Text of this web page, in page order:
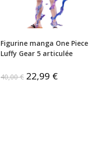
Figurine manga One Piece
Luffy Gear 5 articulée
40,00€ Le
prix
22,99 €Le
prix